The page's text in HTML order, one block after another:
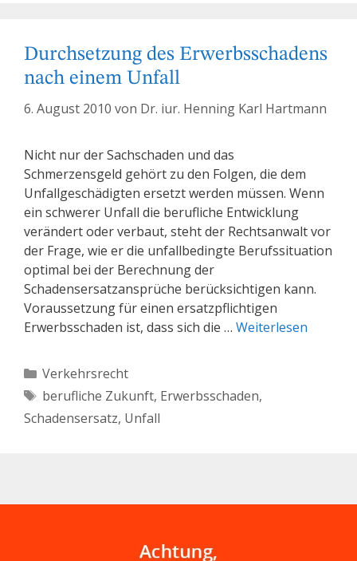
Durchsetzung des Erwerbsschadens
nach einem Unfall
6. August 2010 von Dr. iur. Henning Karl Hartmann
Nicht nur der Sachschaden und das
Schmerzensgeld gehört zu den Folgen, die dem
Unfallgeschädigten ersetzt werden müssen. Wenn
ein schwerer Unfall die berufliche Entwicklung
verändert oder verbaut, steht der Rechtsanwalt vor
der Frage, wie er die unfallbedingte Berufssituation
optimal bei der Berechnung der
Schadensersatzansprüche berücksichtigen kann.
Voraussetzung für einen ersatzpflichtigen
Erwerbsschaden ist, dass sich die … Weiterlesen
Kategorien
Verkehrsrecht
Schlagwörter
berufliche Zukunft, Erwerbsschaden,
Schadensersatz, Unfall